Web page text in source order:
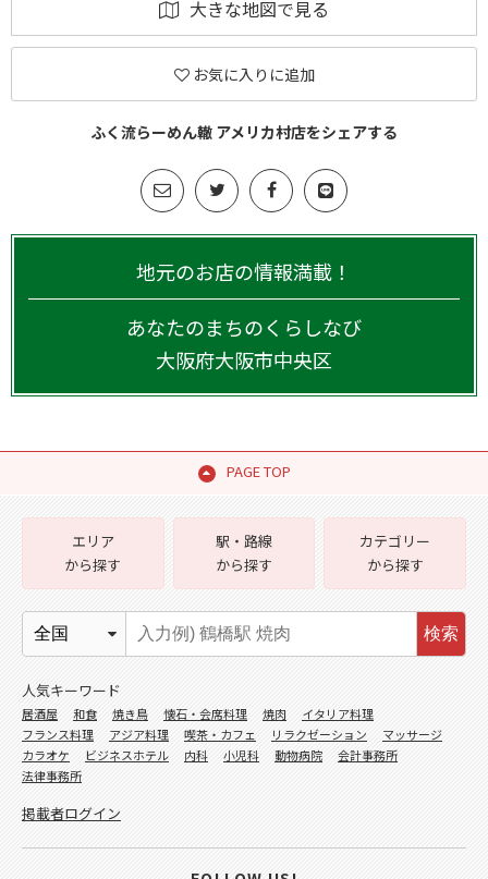
大きな地図で見る
お気に入りに追加
ふく流らーめん轍 アメリカ村店をシェアする
地元のお店の情報満載！
あなたのまちのくらしなび
大阪府大阪市中央区
PAGE TOP
エリア
から探す
駅・路線
から探す
カテゴリー
から探す
検索
人気キーワード
居酒屋 和食 焼き鳥 懐石・会席料理 焼肉
イタリア料理
フランス料理
アジア料理 喫茶・カフェ リラクゼーション
マッサージ
カラオケ
ビジネスホテル 内科 小児科 動物病院
会計事務所
法律事務所
掲載者ログイン